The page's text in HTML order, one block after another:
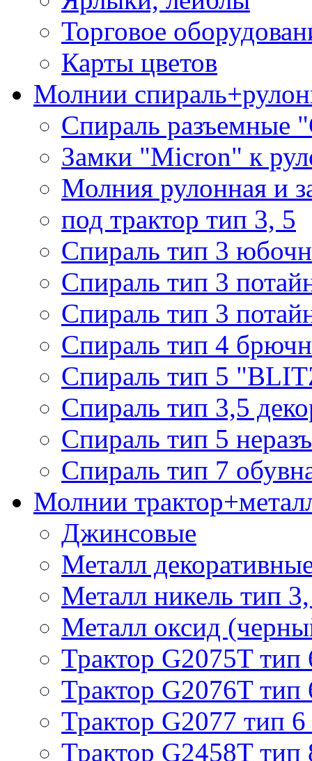
Торговое
Карты цветов
Молнии
Спираль разъемные
Замки "Micron" к
Молния рулонная и
под трактор тип 3, 5
Спираль тип 3
Спираль тип 3
Спираль тип 3
Спираль тип 4
Спираль тип 5
Спираль тип 3,5
Спираль тип 5
Спираль тип 7
Молнии
Джинсовые
Металл
Металл никель тип
Металл оксид
Трактор G2075T тип
Трактор G2076T тип
Трактор G2077 тип 6
Трактор G2458T тип